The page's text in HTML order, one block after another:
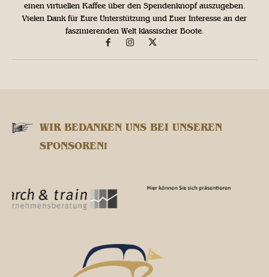
einen virtuellen Kaffee über den Spendenknopf auszugeben.
Vielen Dank für Eure Unterstützung und Euer Interesse an der
faszinierenden Welt klassischer Boote.
WIR BEDANKEN UNS BEI UNSEREN
SPONSOREN!